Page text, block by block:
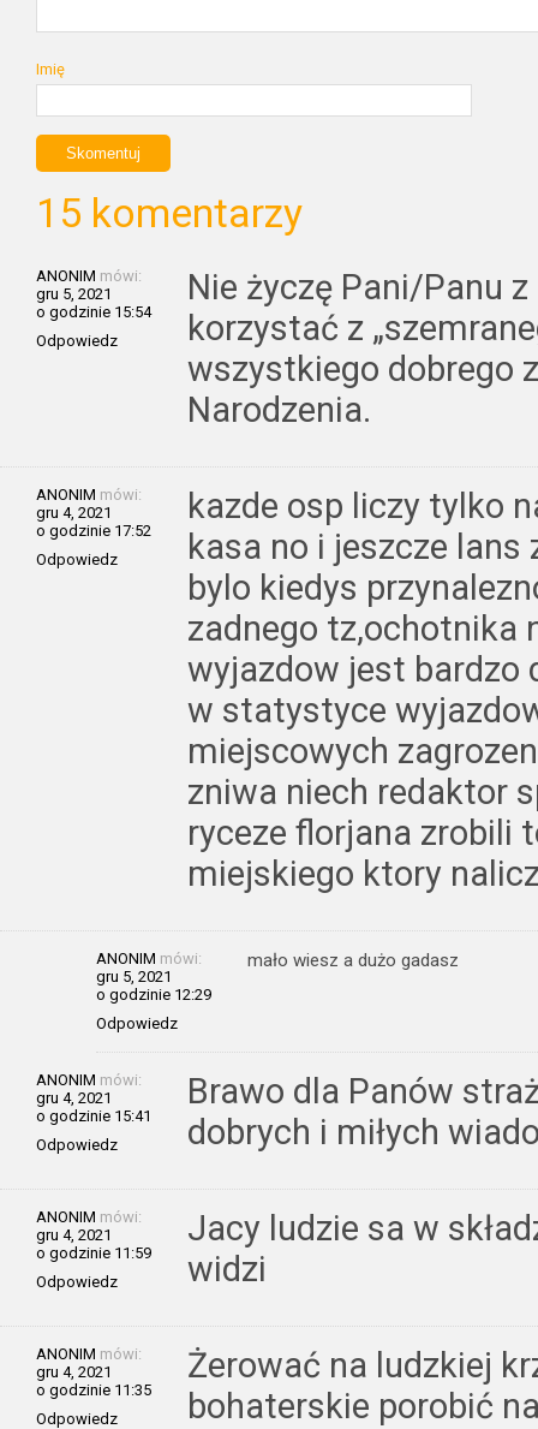
Imię
15 komentarzy
ANONIM mówi:
gru 5, 2021
o godzinie 15:54
Odpowiedz
Nie życzę Pani/Panu
korzystać z
wszystkiego dobrego
Narodzenia.
ANONIM mówi:
gru 4, 2021
o godzinie 17:52
Odpowiedz
kazde osp liczy tylko
kasa no i jeszcze
bylo kiedys
zadnego tz,ochotnika
wyjazdow jest bardzo
w statystyce
miejscowych
zniwa niech redaktor
ryceze florjana zrobili
miejskiego ktory
ANONIM mówi:
gru 5, 2021
o godzinie 12:29
Odpowiedz
mało wiesz a dużo gadasz
ANONIM mówi:
gru 4, 2021
o godzinie 15:41
Odpowiedz
Brawo dla Panów
dobrych i miłych
ANONIM mówi:
gru 4, 2021
o godzinie 11:59
Odpowiedz
Jacy ludzie sa w
widzi
ANONIM mówi:
gru 4, 2021
o godzinie 11:35
Odpowiedz
Żerować na ludzkiej
bohaterskie porobić